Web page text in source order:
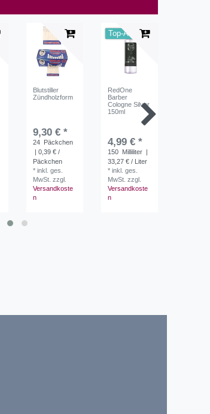
Blutstiller
Zündholzform
9,30 € *
24 Päckchen
| 0,39 € /
Päckchen
*inkl. ges.
MwSt. zzgl.
Versandkoste
n
Top-Artikel
RedOne
Barber
Cologne Silver
150ml
4,99 € *
150 Milliliter |
33,27 € / Liter
*inkl. ges.
MwSt. zzgl.
Versandkoste
n